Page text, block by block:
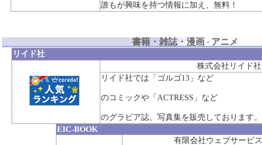
誰もが興味を持つ情報に加え、無料！
書籍・雑誌・漫画 ・ アニメ
リイド社
株式会社リイド社
リイド社では「ゴルゴ13」など
のコミックや「ACTRESS」など
のグラビア誌、写真集を販売しております。
EIC-BOOK
有限会社ウェブサービス